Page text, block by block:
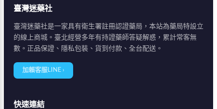
臺灣迷藥社
臺灣迷藥社是一家具有衛生署註冊認證藥局，本站為藥局特設立
的線上商城。臺北經營多年有持證藥師答疑解惑，累計常客無
數。正品保證、隱私包裝、貨到付款、全台配送。
加賴客服LINE ›
快速連結